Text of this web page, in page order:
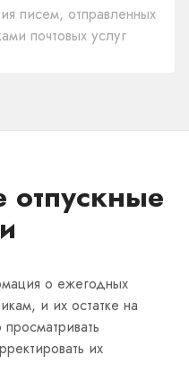
писем, отправленных
почтовых услуг
о ежегодных
и их остатке на
их